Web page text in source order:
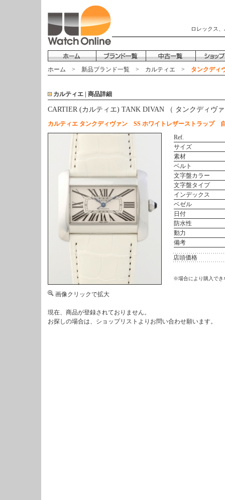
ロレックス
ホーム > 新品ブランド一覧 > カルティエ > タンクディ
カルティエ | 商品詳細
CARTIER (カルティエ) TANK DIVAN （ タンクディヴ
カルティエ タンクディヴァン SS ホワイトレザーストラップ
画像クリックで拡大
Ref.
サイズ
素材
ベルト
文字盤カラー
文字盤タイプ
インデックス
ベゼル
日付
防水性
動力
備考
店頭価格
※場合により購入でき
現在、商品が登録されておりません。
お探しの場合は、 ショップリスト よりお問い合わせ願います。